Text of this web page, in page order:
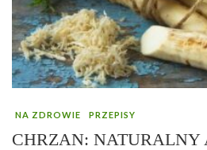
NA ZDROWIE PRZEPISY
CHRZAN: